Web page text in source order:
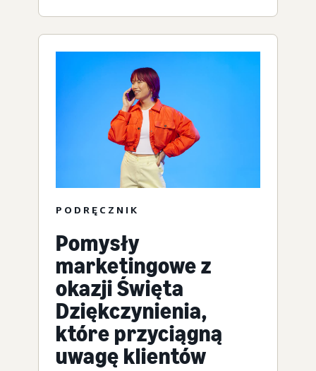
PODRĘCZNIK
Pomysły
marketingowe z
okazji Święta
Dziękczynienia,
które przyciągną
uwagę klientów